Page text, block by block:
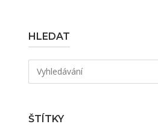
HLEDAT
Hledat:
ŠTÍTKY